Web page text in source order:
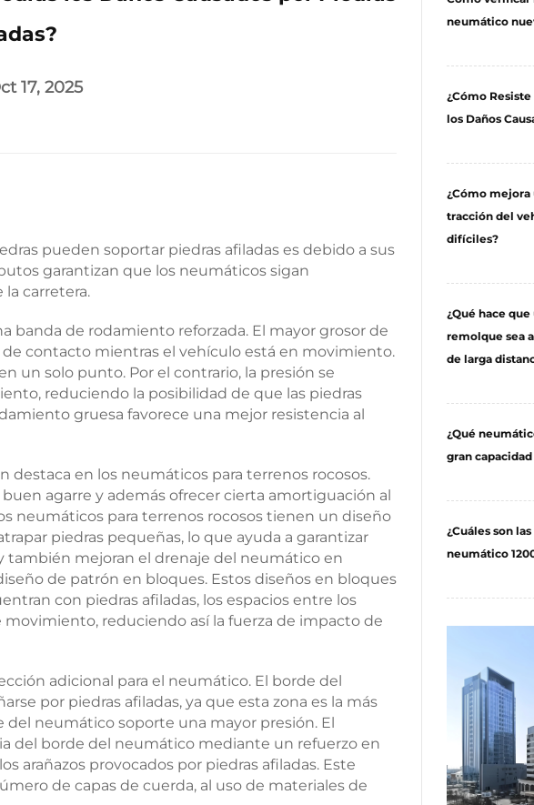
17, 2025
pueden soportar piedras afiladas es debido a sus
garantizan que los neumáticos sigan
carretera.
banda de rodamiento reforzada. El mayor grosor de
contacto mientras el vehículo está en movimiento.
un solo punto. Por el contrario, la presión se
reduciendo la posibilidad de que las piedras
gruesa favorece una mejor resistencia al
en los neumáticos para terrenos rocosos.
agarre y además ofrecer cierta amortiguación al
neumáticos para terrenos rocosos tienen un diseño
piedras pequeñas, lo que ayuda a garantizar
mejoran el drenaje del neumático en
de patrón en bloques. Estos diseños en bloques
con piedras afiladas, los espacios entre los
reduciendo así la fuerza de impacto de
adicional para el neumático. El borde del
por piedras afiladas, ya que esta zona es la más
del neumático soporte una mayor presión. El
del borde del neumático mediante un refuerzo en
arañazos provocados por piedras afiladas. Este
de capas de cuerda, al uso de materiales de
neumático
¿Cómo
los Daños
¿Cómo
tracción del
difíciles?
¿Qué hace
remolque sea
de larga
¿Qué
gran capacidad
¿Cuáles son
neumático